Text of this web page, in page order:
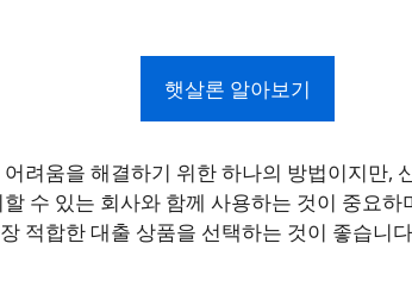
햇살론 알아보기
려움을 해결하기 위한 하나의 방법이지만,
수 있는 회사와 함께 사용하는 것이 중요하
적합한 대출 상품을 선택하는 것이 좋습니